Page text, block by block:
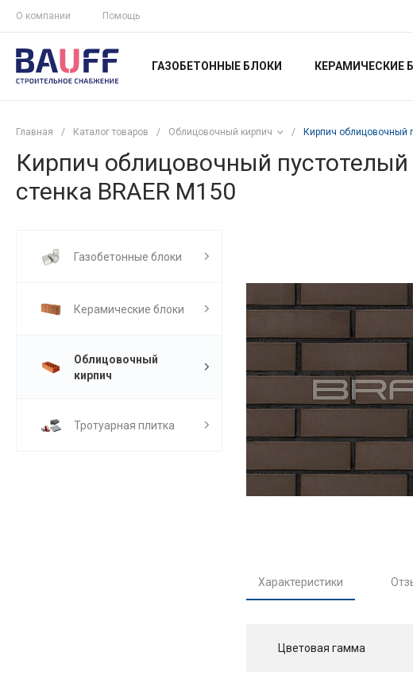
О компании Помощь
ГАЗОБЕТОННЫЕ БЛОКИ КЕРАМИЧЕСКИЕ
Главная / Каталог товаров / Облицовочный кирпич / Кирпич облицовочный
Кирпич облицовочный
стенка BRAER М150
Газобетонные блоки
Керамические блоки
Облицовочный
кирпич
Тротуарная плитка
Характеристики
Цветовая гамма